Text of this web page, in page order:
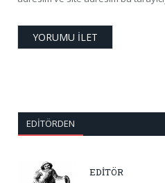
EDITÖRDEN
EDİTÖR